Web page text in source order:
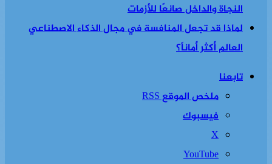
النجاة والداخل صانعًا للأزمات
لماذا قد تجعل المنافسة في مجال الذكاء الاصطناعي
العالم أكثر أماناً؟
تابعنا
ملخص الموقع RSS
فيسبوك
‫X
‫YouTube